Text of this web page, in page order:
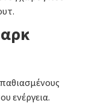
ενέργεια.